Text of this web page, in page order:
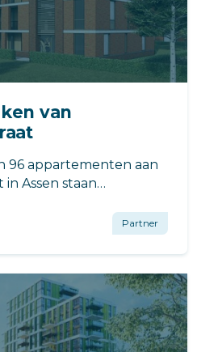
van
96 appartementen aan
Assen staan
Partner